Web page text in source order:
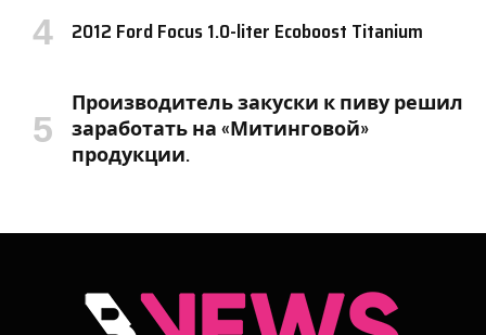
2012 Ford Focus 1.0-liter Ecoboost Titanium
Производитель закуски к пиву решил
заработать на «Митинговой»
продукции.